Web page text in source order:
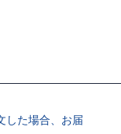
した場合、お届